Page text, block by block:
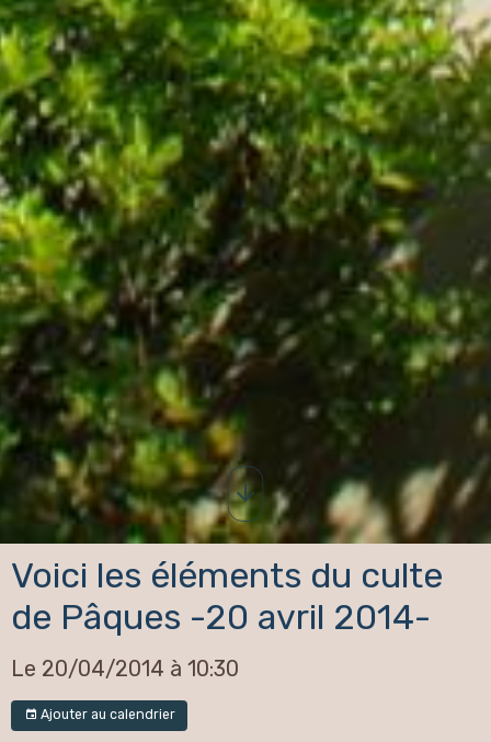
Voici les éléments du culte
de Pâques -20 avril 2014-
Le 20/04/2014 à 10:30
Ajouter au calendrier